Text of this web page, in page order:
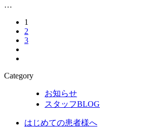
…
1
2
3
Category
お知らせ
スタッフBLOG
はじめての患者様へ